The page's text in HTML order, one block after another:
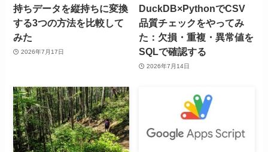
持ちデータを縦持ちに変換
する3つの方法を比較して
みた
2026年7月17日
DuckDB×PythonでCSV
品質チェックをやってみ
た：欠損・重複・異常値を
SQLで確認する
2026年7月14日